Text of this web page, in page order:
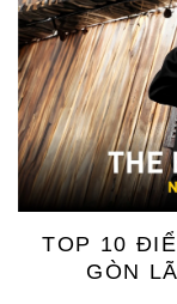
TOP 10
GÒN